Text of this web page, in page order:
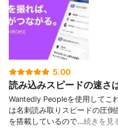
5.00
読み込みスピードの速さ
Wantedly Peopleを使用してこ
は名刺読み取りスピードの圧
を搭載しているので…続きを見